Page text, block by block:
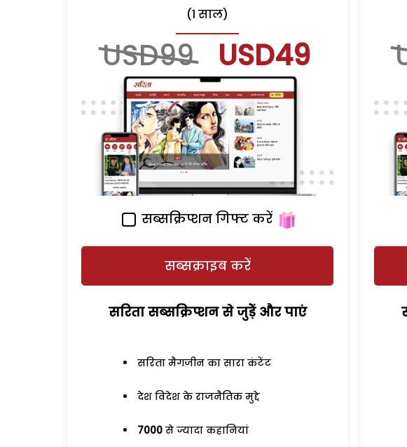
(1 साल)
USD99 USD49
सब्सक्रिप्शन गिफ्ट करें
सब्सक्राइब करें
सरिता सब्सक्रिप्शन से जुड़ेें और पाएं
सरिता मैगजीन का सारा कंटेंट
देश विदेश के राजनैतिक मुद्दे
7000 से ज्यादा कहानियां